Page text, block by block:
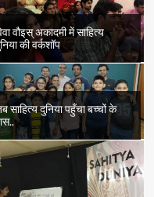
वौइस् अकादमी में साहित्य
की वर्कशॉप
साहित्य दुनिया पहुँचा बच्चों के